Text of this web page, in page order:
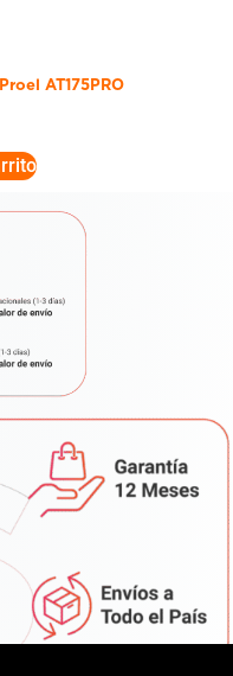
AT175PRO